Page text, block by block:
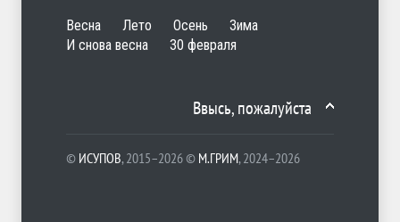
Весна Лето Осень
Зима
И снова весна
30 февраля
Ввысь, пожалуйста
© ИСУПОВ, 2015–2026 © М.ГРИМ, 2024–2026